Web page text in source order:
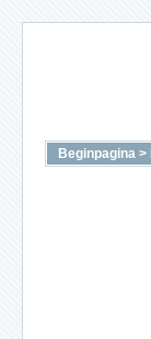
Beginpagina >